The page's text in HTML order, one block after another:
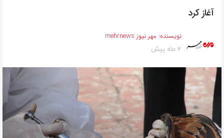
آغاز کرد
نویسنده: مهر نیوز mehrnews
2 ماه پیش